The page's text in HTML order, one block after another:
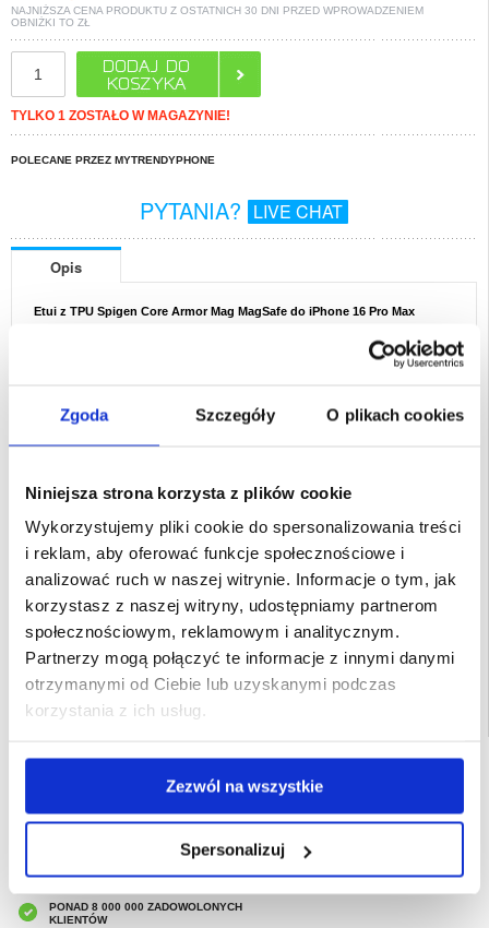
Zgoda Szczegóły O plikach cookies
Niniejsza strona korzysta z plików cookie
Wykorzystujemy pliki cookie do spersonalizowania treści
i reklam, aby oferować funkcje społecznościowe i
analizować ruch w naszej witrynie. Informacje o tym, jak
korzystasz z naszej witryny, udostępniamy partnerom
społecznościowym, reklamowym i analitycznym.
Partnerzy mogą połączyć te informacje z innymi danymi
otrzymanymi od Ciebie lub uzyskanymi podczas
korzystania z ich usług.
Zezwól na wszystkie
Spersonalizuj
NAJNIŻSZA CENA PRODUKTU Z OSTATNICH 30 DNI PRZED WPROWADZENIEM
OBNIŻKI TO ZŁ
TYLKO 1 ZOSTAŁO W MAGAZYNIE!
POLECANE PRZEZ MYTRENDYPHONE
PYTANIA? LIVE CHAT
Opis
Etui z TPU Spigen Core Armor Mag MagSafe do iPhone 16 Pro Max
Etui Spigen Core Armor Mag MagSafe z TPU gwarantuje, że Twój iPhone 16
Pro Max pozostanie w nienagannym stanie, zachowując delikatną równowagę
między modą a ochroną. Etui wyposażone jest w pierścień magnetyczny,
- Wysokiej jakości etui z TPU do iPhone 16 Pro Max marki Spigen
- Unikalna konstrukcja, która nadaje Twojemu iPhone 16 Pro Max stylowy i
- Lekkie i cienkie etui dodaje minimalnej objętości i wagi - wykonane z
Przeznaczenie:iPhone 16 Pro Max
Opakowanie:Euroblister
EAN: 8809971229609
Powiązane kategorie:
Akcesoria do telefonów Etui & Akcesoria iPhone
16 Pro Max Etui & Akcesoria
SZYBKA DOSTAWA
30-DNIOWA POLITYKA ZWROTU
PONAD 8 000 000 ZADOWOLONYCH
KLIENTÓW